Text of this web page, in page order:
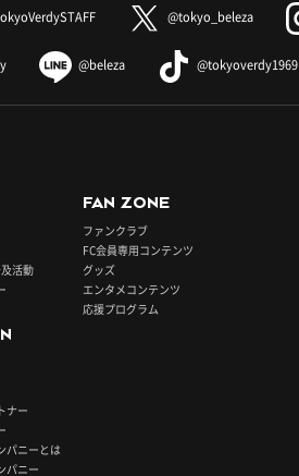
@tokyo_beleza
@beleza @tokyoverdy1969
活動
ナー
パニーとは
パニー
FAN ZONE
ファンクラブ
FC会員専用コンテンツ
グッズ
エンタメコンテンツ
応援プログラム